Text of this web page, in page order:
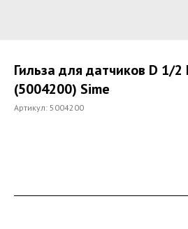
Гильза для датчиков D 1/2
(5004200) Sime
Артикул: 5004200